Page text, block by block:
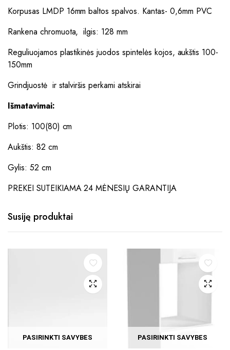
Korpusas LMDP 16mm baltos spalvos. Kantas- 0,6mm PVC
Rankena chromuota, ilgis: 128 mm
Reguliuojamos plastikinės juodos spintelės kojos, aukštis 100-
150mm
Grindjuostė ir stalviršis perkami atskirai
Išmatavimai:
Plotis: 100(80) cm
Aukštis: 82 cm
Gylis: 52 cm
PREKEI SUTEIKIAMA 24 MĖNESIŲ GARANTIJA
Susiję produktai
PASIRINKTI SAVYBES PASIRINKTI SAVYBES